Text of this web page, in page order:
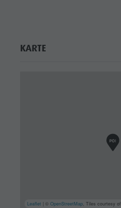
KARTE
Leaflet | ©OpenStreetMap, Tiles courtesy of